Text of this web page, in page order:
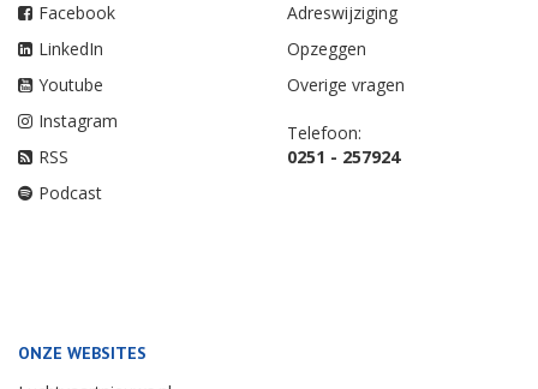
Facebook
LinkedIn
Youtube
Instagram
RSS
Podcast
Adreswijziging
Opzeggen
Overige vragen
Telefoon:
0251 - 257924
ONZE WEBSITES